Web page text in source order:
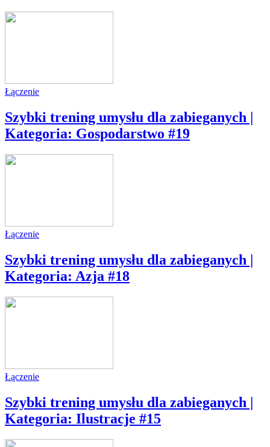
Łączenie
Szybki trening umysłu dla zabieganych |
Kategoria: Gospodarstwo #19
Łączenie
Szybki trening umysłu dla zabieganych |
Kategoria: Azja #18
Łączenie
Szybki trening umysłu dla zabieganych |
Kategoria: Ilustracje #15